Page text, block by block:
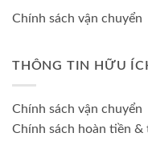
Chính sách vận chuyển
THÔNG TIN HỮU
Chính sách vận chuyển
Chính sách hoàn tiền &